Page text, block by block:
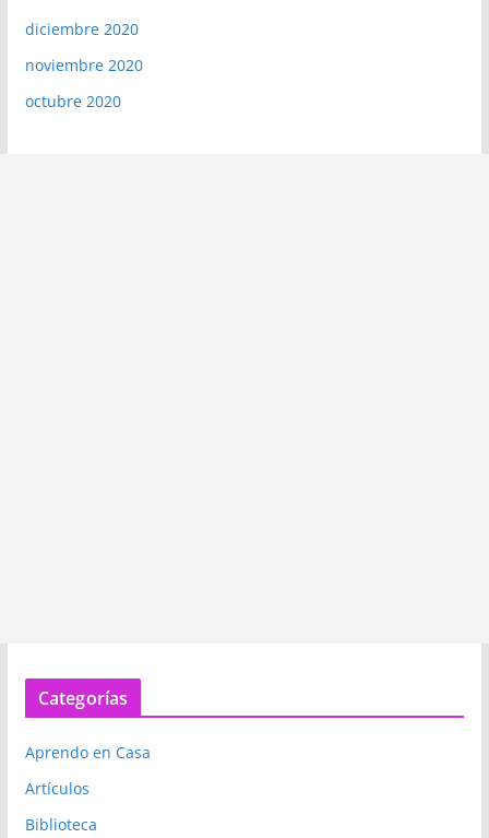
diciembre 2020
noviembre 2020
octubre 2020
Categorías
Aprendo en Casa
Artículos
Biblioteca